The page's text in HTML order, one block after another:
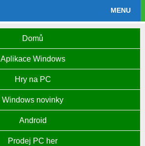
MENU
Domů
Aplikace Windows
Hry na PC
Windows novinky
Android
Prodej PC her